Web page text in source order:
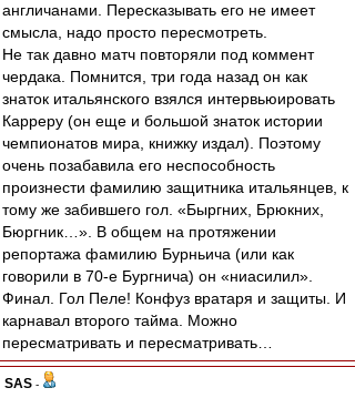
англичанами. Пересказывать его не имеет
смысла, надо просто пересмотреть.
Не так давно матч повторяли под коммент
чердака. Помнится, три года назад он как
знаток итальянского взялся интервьюировать
Карреру (он еще и большой знаток истории
чемпионатов мира, книжку издал). Поэтому
очень позабавила его неспособность
произнести фамилию защитника итальянцев, к
тому же забившего гол. «Быргних, Брюкних,
Бюргник…». В общем на протяжении
репортажа фамилию Бурньича (или как
говорили в 70-е Бургнича) он «ниасилил».
Финал. Гол Пеле! Конфуз вратаря и защиты. И
карнавал второго тайма. Можно
пересматривать и пересматривать…
SAS -